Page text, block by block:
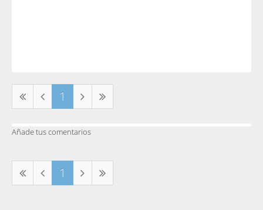
1
Añade tus comentarios
1